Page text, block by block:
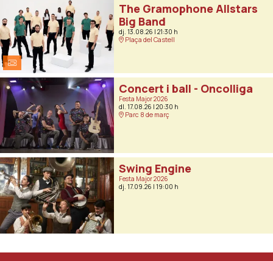
The Gramophone Allstars
Big Band
dj. 13.08.26 | 21:30 h
Plaça del Castell
Concert i ball - Oncolliga
Festa Major 2026
dl. 17.08.26 | 20:30 h
Parc 8 de març
Swing Engine
Festa Major 2026
dj. 17.09.26 | 19:00 h